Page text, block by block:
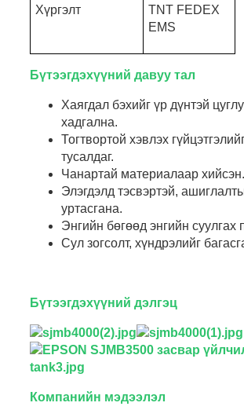
Хүргэлт
TNT FEDEX
EMS
Бүтээгдэхүүний давуу тал
Хаягдал бэхийг үр дүнтэй
хадгална.
Тогтвортой хэвлэх
тусалдаг.
Чанартай материалаар хийсэн.
Элэгдэлд тэсвэртэй,
уртасгана.
Энгийн бөгөөд энгийн суулгах
Сул зогсолт, хүндрэлийг
Бүтээгдэхүүний дэлгэц
Компанийн мэдээлэл